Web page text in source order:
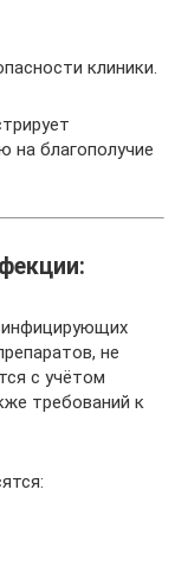
клиники.
на благополучие
не
с учётом
требований к